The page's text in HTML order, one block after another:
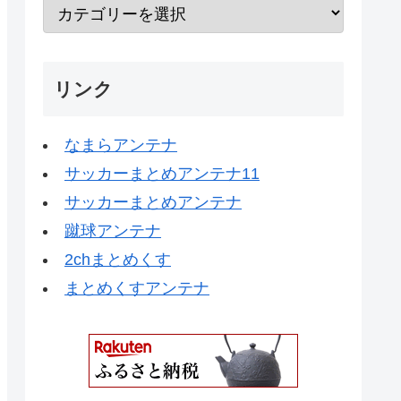
リンク
なまらアンテナ
サッカーまとめアンテナ11
サッカーまとめアンテナ
蹴球アンテナ
2chまとめくす
まとめくすアンテナ